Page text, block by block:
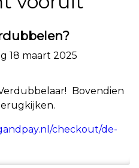
18 maart 2025
Bovendien
checkout/de-